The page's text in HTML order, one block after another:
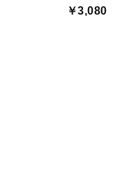
￥3,080